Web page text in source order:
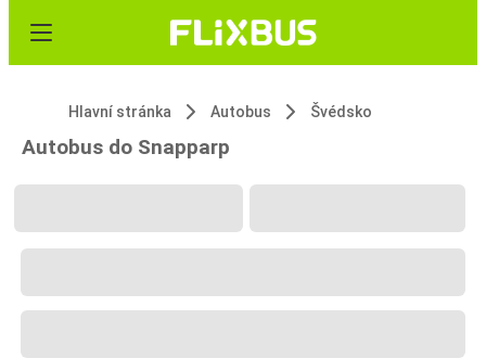
Hlavní stránka Autobus Švédsko
Autobus do Snapparp